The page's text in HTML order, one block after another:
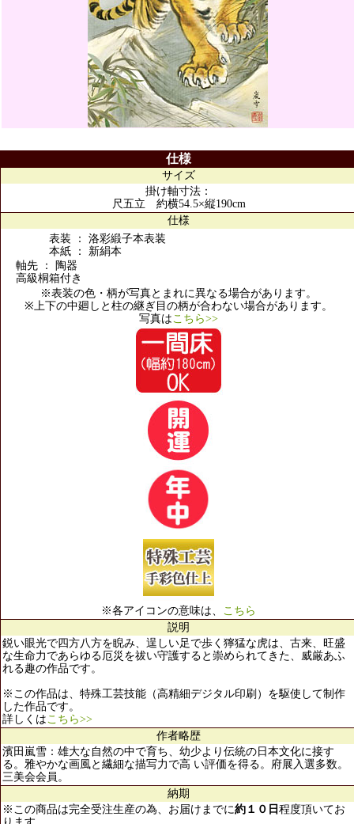
仕様
サイズ
掛け軸寸法：
尺五立 約横54.5×縦190cm
仕様
表装 ： 洛彩緞子本表装
本紙 ： 新絹本
軸先 ： 陶器
高級桐箱付き
※表装の色・柄が写真とまれに異なる場合があります。
※上下の中廻しと柱の継ぎ目の柄が合わない場合があります。
写真はこちら>>
※各アイコンの意味は、 こちら
説明
鋭い眼光で四方八方を睨み、逞しい足で歩く獰猛な虎は、古来、旺盛
な生命力であらゆる厄災を祓い守護すると崇められてきた、威厳あふ
れる趣の作品です。
※この作品は、特殊工芸技能（高精細デジタル印刷）を駆使して制作
した作品です。
詳しくはこちら>>
作者略歴
濱田嵐雪：雄大な自然の中で育ち、幼少より伝統の日本文化に接す
る。雅やかな画風と繊細な描写力で高 い評価を得る。府展入選多数。
三美会会員。
納期
※この商品は完全受注生産の為、お届けまでに約１０日 程度頂いてお